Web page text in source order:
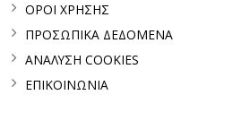
ΟΡΟΙ ΧΡΗΣΗΣ
ΠΡΟΣΩΠΙΚΑ ΔΕΔΟΜΕΝΑ
ΑΝΑΛΥΣΗ COOKIES
ΕΠΙΚΟΙΝΩΝΙΑ